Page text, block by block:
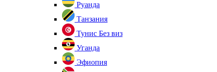
Руанда
Танзания
Тунис Без виз
Уганда
Эфиопия